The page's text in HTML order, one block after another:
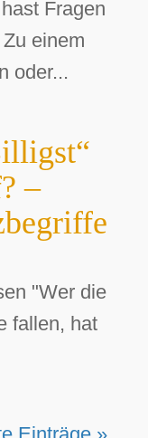
Fragen
einem
oder...
–
"Wer die
fallen, hat